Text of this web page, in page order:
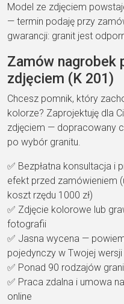
Model ze zdjęciem
— termin podaję przy
gwarancji: granit jest
Zamów nagrobek
zdjęciem (K 201)
Chcesz pomnik, który
kolorze? Zaprojektuję dla
zdjęciem — dopracowany
po wybór granitu.
✅ Bezpłatna konsultacja i
efekt przed zamówieniem
koszt rzędu 1000 zł)
✅ Zdjęcie kolorowe lub
fotografii
✅ Jasna wycena —
pojedynczy w Twojej wersji
✅ Ponad 90 rodzajów
✅ Praca zdalna i umowa
online